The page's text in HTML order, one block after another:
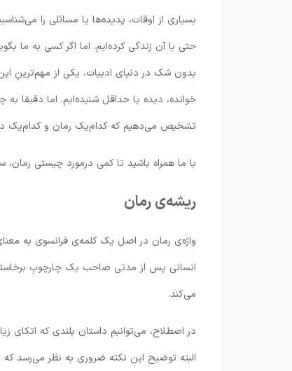
بسیاری از اوقات، پدیده‌ها یا مسائلی را
حتی با آن زندگی کرده‌ایم. اما اگر کسی به ما
بدون شک در دنیای ادبیات، یکی از مهم‌ترینِ
خوانده، دیده یا حداقل شنیده‌ایم. اما دقیقا
تشخیص می‌دهیم که کدام‌یک رمان و کدام‌یک
با ما همراه باشید تا کمی درمورد چیستی
ریشه‌ی رمان
واژه‌ی رمان در اصل یک کلمه‌ی فرانسوی به
انسانی پس از مدتی صاحب یک چارچوبِ
می‌کند.
در اصطلاح، می‌توانیم داستان بلندی که اتکای